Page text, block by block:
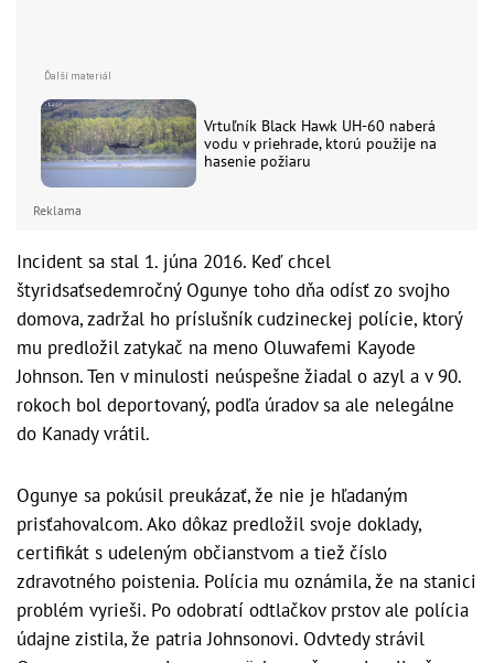
Vrtuľník Black Hawk UH-60 naberá
vodu v priehrade, ktorú použije na
hasenie požiaru
Reklama
Incident sa stal 1. júna 2016. Keď chcel
štyridsaťsedemročný Ogunye toho dňa odísť zo svojho
domova, zadržal ho príslušník cudzineckej polície, ktorý
mu predložil zatykač na meno Oluwafemi Kayode
Johnson. Ten v minulosti neúspešne žiadal o azyl a v 90.
rokoch bol deportovaný, podľa úradov sa ale nelegálne
do Kanady vrátil.
Ogunye sa pokúsil preukázať, že nie je hľadaným
prisťahovalcom. Ako dôkaz predložil svoje doklady,
certifikát s udeleným občianstvom a tiež číslo
zdravotného poistenia. Polícia mu oznámila, že na stanici
problém vyrieši. Po odobratí odtlačkov prstov ale polícia
údajne zistila, že patria Johnsonovi. Odvtedy strávil